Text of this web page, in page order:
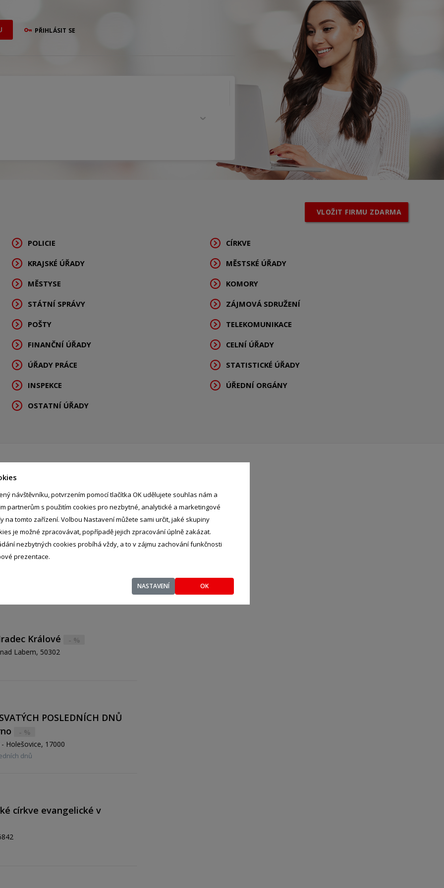
návštěvníku, potvrzením pomocí tlačítka OK udělujete souhlas nám a
partnerům s použitím cookies pro nezbytné, analytické a marketingové
na tomto zařízení. Volbou Nastavení můžete sami určit, jaké skupiny
je možné zpracovávat, popřípadě jejich zpracování úplně zakázat.
nezbytných cookies probíhá vždy, a to v zájmu zachování funkčnosti
prezentace.
NASTAVENÍ OK
PŘIHLÁSIT SE
VLOŽIT FIRMU ZDARMA
POLICIE CÍRKVE
KRAJSKÉ ÚŘADY MĚSTSKÉ ÚŘADY
MĚSTYSE KOMORY
STÁTNÍ SPRÁVY ZÁJMOVÁ SDRUŽENÍ
POŠTY TELEKOMUNIKACE
FINANČNÍ ÚŘADY CELNÍ ÚŘADY
ÚŘADY PRÁCE STATISTICKÉ ÚŘADY
INSPEKCE ÚŘEDNÍ ORGÁNY
OSTATNÍ ÚŘADY
V DĚČÍNĚ
- %
62800
Králové - %
Labem, 50302
POSLEDNÍCH DNŮ
- %
Holešovice, 17000
dnů
církve evangelické v